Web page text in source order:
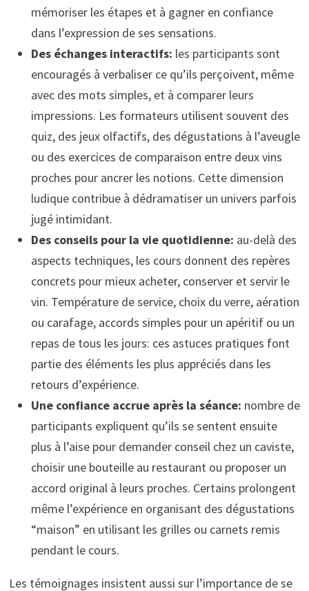
mémoriser les étapes et à gagner en confiance
dans l’expression de ses sensations.
Des échanges interactifs: les participants sont
encouragés à verbaliser ce qu’ils perçoivent, même
avec des mots simples, et à comparer leurs
impressions. Les formateurs utilisent souvent des
quiz, des jeux olfactifs, des dégustations à l’aveugle
ou des exercices de comparaison entre deux vins
proches pour ancrer les notions. Cette dimension
ludique contribue à dédramatiser un univers parfois
jugé intimidant.
Des conseils pour la vie quotidienne: au-delà des
aspects techniques, les cours donnent des repères
concrets pour mieux acheter, conserver et servir le
vin. Température de service, choix du verre, aération
ou carafage, accords simples pour un apéritif ou un
repas de tous les jours: ces astuces pratiques font
partie des éléments les plus appréciés dans les
retours d’expérience.
Une confiance accrue après la séance: nombre de
participants expliquent qu’ils se sentent ensuite
plus à l’aise pour demander conseil chez un caviste,
choisir une bouteille au restaurant ou proposer un
accord original à leurs proches. Certains prolongent
même l’expérience en organisant des dégustations
“maison” en utilisant les grilles ou carnets remis
pendant le cours.
Les témoignages insistent aussi sur l’importance de se